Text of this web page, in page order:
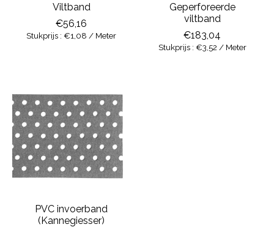
Viltband
€56,16
Stukprijs : €1,08 / Meter
Geperforeerde
viltband
€183,04
Stukprijs : €3,52 / Meter
PVC invoerband
(Kannegiesser)